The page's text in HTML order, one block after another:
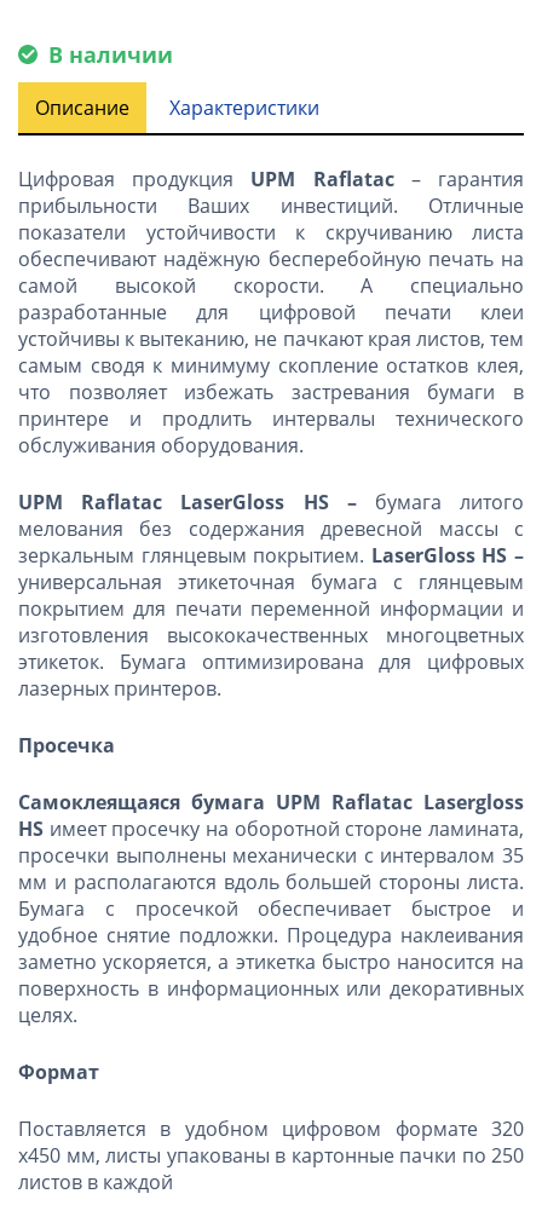
В наличии
Описание Характеристики
Цифровая продукция UPM Raflatac– гарантия
прибыльности Ваших инвестиций. Отличные
показатели устойчивости к скручиванию листа
обеспечивают надёжную бесперебойную печать на
самой высокой скорости. А специально
разработанные для цифровой печати клеи
устойчивы к вытеканию, не пачкают края листов, тем
самым сводя к минимуму скопление остатков клея,
что позволяет избежать застревания бумаги в
принтере и продлить интервалы технического
обслуживания оборудования.
UPM Raflatac LaserGloss HS – бумага литого
мелования без содержания древесной массы с
зеркальным глянцевым покрытием. LaserGloss HS–
универсальная этикеточная бумага с глянцевым
покрытием для печати переменной информации и
изготовления высококачественных многоцветных
этикеток. Бумага оптимизирована для цифровых
лазерных принтеров.
Просечка
Самоклеящаяся бумага UPM Raflatac Lasergloss
HS имеет просечку на оборотной стороне ламината,
просечки выполнены механически с интервалом 35
мм и располагаются вдоль большей стороны листа.
Бумага с просечкой обеспечивает быстрое и
удобное снятие подложки. Процедура наклеивания
заметно ускоряется, а этикетка быстро наносится на
поверхность в информационных или декоративных
целях.
Формат
Поставляется в удобном цифровом формате 320
х450 мм, листы упакованы в картонные пачки по 250
листов в каждой